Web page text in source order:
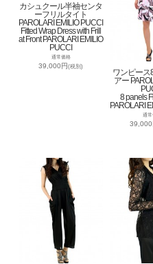
カシュクール半袖センタ
ーフリルタイト
PAROLARI EMILIO PUCCI
Fitted Wrap Dress with Frill
at Front PAROLARI EMILIO
PUCCI
通常価格
39,000円(税別)
ワンピース
アー
8 panels
PAROLARI
通常